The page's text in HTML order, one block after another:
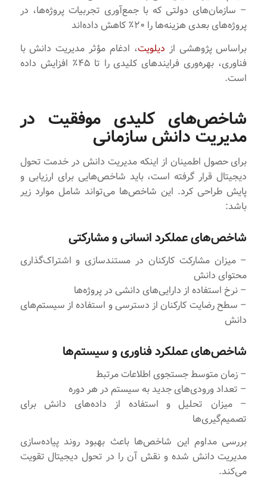
– سازمان‌های دولتی که با جمع‌آوری تجربیات پروژه‌ها، در
پروژه‌های بعدی هزینه‌ها را ۲۰٪ کاهش داده‌اند
براساس پژوهشی از دیلویت، ادغام مؤثر مدیریت دانش با
فناوری، بهره‌وری فرایندهای کلیدی را تا ۴۵٪ افزایش داده
است.
شاخص‌های کلیدی موفقیت در
مدیریت دانش سازمانی
برای حصول اطمینان از اینکه مدیریت دانش در خدمت تحول
دیجیتال قرار گرفته است، باید شاخص‌هایی برای ارزیابی و
پایش طراحی کرد. این شاخص‌ها می‌تواند شامل موارد زیر
باشد:
شاخص‌های عملکرد انسانی و مشارکتی
– میزان مشارکت کارکنان در مستند‌سازی و اشتراک‌گذاری
محتوای دانش
– نرخ استفاده از دارایی‌های دانشی در پروژه‌ها
– سطح رضایت کارکنان از دسترسی و استفاده از سیستم‌های
دانش
شاخص‌های عملکرد فناوری و سیستم‌ها
– زمان متوسط جستجوی اطلاعات مرتبط
– تعداد ورودی‌های جدید به سیستم در هر دوره
– میزان تحلیل و استفاده از داده‌های دانش برای
تصمیم‌گیری‌ها
بررسی مداوم این شاخص‌ها باعث بهبود روند پیاده‌سازی
مدیریت دانش شده و نقش آن را در تحول دیجیتال تقویت
می‌کند.